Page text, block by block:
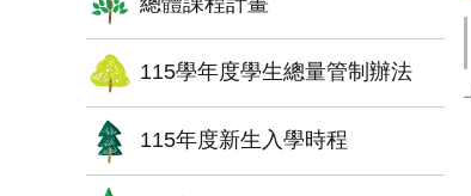
115學年度學生總量管制辦法
115年度新生入學時程